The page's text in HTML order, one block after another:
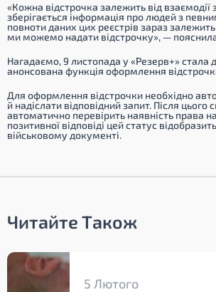
«Кожна відстрочка залежить від
зберігається інформація про людей з
повноти даних цих реєстрів зараз
ми можемо надати відстрочку», —
Нагадаємо, 9 листопада у «Резерв+» стала
анонсована функція оформлення відстрочки
Для оформлення відстрочки необхідно
й надіслати відповідний запит. Після цього
автоматично перевірить наявність права на
позитивної відповіді цей статус
військовому документі.
Читайте Також
5 Лютого